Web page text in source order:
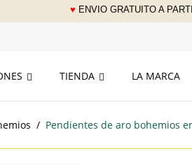
♥ ENVIO GRATUITO A
___
TIENDA LA MARCA
Pendientes de aro bohemios